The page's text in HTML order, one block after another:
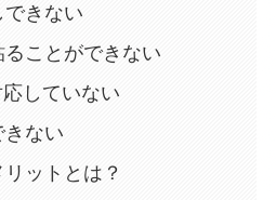
できない
ことができない
していない
きない
ットとは？